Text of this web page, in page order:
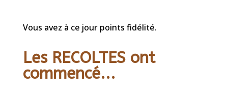
Vous avez à ce jour points fidélité.
Les RECOLTES ont
commencé...